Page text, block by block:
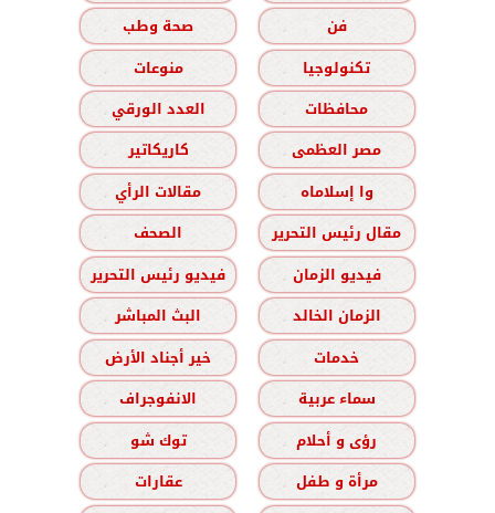
فن
صحة وطب
تكنولوجيا
منوعات
محافظات
العدد الورقي
مصر العظمى
كاريكاتير
وا إسلاماه
مقالات الرأي
مقال رئيس التحرير
الصحف
فيديو الزمان
فيديو رئيس التحرير
الزمان الخالد
البث المباشر
خدمات
خير أجناد الأرض
سماء عربية
الانفوجراف
رؤى و أحلام
توك شو
مرأة و طفل
عقارات